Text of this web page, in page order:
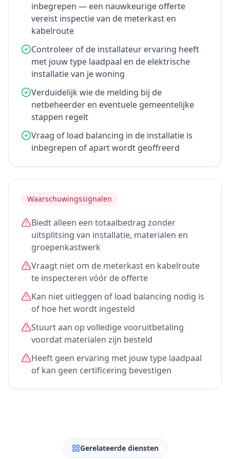
inbegrepen — een nauwkeurige offerte
vereist inspectie van de meterkast en
kabelroute
Controleer of de installateur ervaring heeft
met jouw type laadpaal en de elektrische
installatie van je woning
Verduidelijk wie de melding bij de
netbeheerder en eventuele gemeentelijke
stappen regelt
Vraag of load balancing in de installatie is
inbegrepen of apart wordt geoffreerd
Waarschuwingssignalen
Biedt alleen een totaalbedrag zonder
uitsplitsing van installatie, materialen en
groepenkastwerk
Vraagt niet om de meterkast en kabelroute
te inspecteren vóór de offerte
Kan niet uitleggen of load balancing nodig is
of hoe het wordt ingesteld
Stuurt aan op volledige vooruitbetaling
voordat materialen zijn besteld
Heeft geen ervaring met jouw type laadpaal
of kan geen certificering bevestigen
Gerelateerde diensten